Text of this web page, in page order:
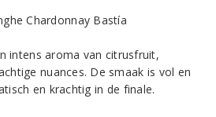
intens aroma van citrusfruit,
nuances. De smaak is vol en
en krachtig in de finale.